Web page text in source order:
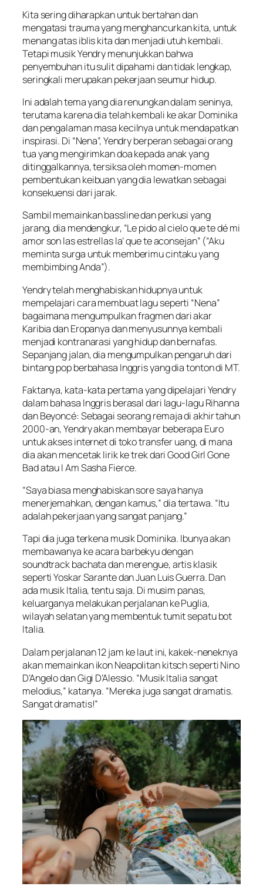
Kita sering diharapkan untuk bertahan dan
mengatasi trauma yang menghancurkan kita, untuk
menang atas iblis kita dan menjadi utuh kembali.
Tetapi musik Yendry menunjukkan bahwa
penyembuhan itu sulit dipahami dan tidak lengkap,
seringkali merupakan pekerjaan seumur hidup.
Ini adalah tema yang dia renungkan dalam seninya,
terutama karena dia telah kembali ke akar Dominika
dan pengalaman masa kecilnya untuk mendapatkan
inspirasi. Di “Nena”, Yendry berperan sebagai orang
tua yang mengirimkan doa kepada anak yang
ditinggalkannya, tersiksa oleh momen-momen
pembentukan keibuan yang dia lewatkan sebagai
konsekuensi dari jarak.
Sambil memainkan bassline dan perkusi yang
jarang, dia mendengkur, “Le pido al cielo que te dé mi
amor son las estrellas la’ que te aconsejan” (“Aku
meminta surga untuk memberimu cintaku yang
membimbing Anda”).
Yendry telah menghabiskan hidupnya untuk
mempelajari cara membuat lagu seperti “Nena”
bagaimana mengumpulkan fragmen dari akar
Karibia dan Eropanya dan menyusunnya kembali
menjadi kontranarasi yang hidup dan bernafas.
Sepanjang jalan, dia mengumpulkan pengaruh dari
bintang pop berbahasa Inggris yang dia tonton di MT.
Faktanya, kata-kata pertama yang dipelajari Yendry
dalam bahasa Inggris berasal dari lagu-lagu Rihanna
dan Beyoncé: Sebagai seorang remaja di akhir tahun
2000-an, Yendry akan membayar beberapa Euro
untuk akses internet di toko transfer uang, di mana
dia akan mencetak lirik ke trek dari Good Girl Gone
Bad atau I Am Sasha Fierce.
“Saya biasa menghabiskan sore saya hanya
menerjemahkan, dengan kamus,” dia tertawa. “Itu
adalah pekerjaan yang sangat panjang.”
Tapi dia juga terkena musik Dominika. Ibunya akan
membawanya ke acara barbekyu dengan
soundtrack bachata dan merengue, artis klasik
seperti Yoskar Sarante dan Juan Luis Guerra. Dan
ada musik Italia, tentu saja. Di musim panas,
keluarganya melakukan perjalanan ke Puglia,
wilayah selatan yang membentuk tumit sepatu bot
Italia.
Dalam perjalanan 12 jam ke laut ini, kakek-neneknya
akan memainkan ikon Neapolitan kitsch seperti Nino
D’Angelo dan Gigi D’Alessio. “Musik Italia sangat
melodius,” katanya. “Mereka juga sangat dramatis.
Sangat dramatis!”